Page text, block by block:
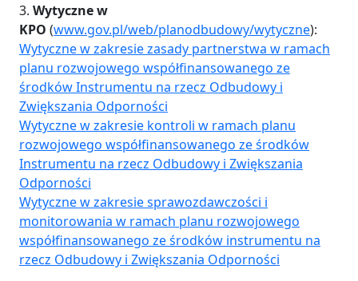
3. Wytyczne w
KPO (www.gov.pl/web/planodbudowy/wytyczne):
Wytyczne w zakresie zasady partnerstwa w ramach
planu rozwojowego współfinansowanego ze
środków Instrumentu na rzecz Odbudowy i
Zwiększania Odporności
Wytyczne w zakresie kontroli w ramach planu
rozwojowego współfinansowanego ze środków
Instrumentu na rzecz Odbudowy i Zwiększania
Odporności
Wytyczne w zakresie sprawozdawczości i
monitorowania w ramach planu rozwojowego
współfinansowanego ze środków instrumentu na
rzecz Odbudowy i Zwiększania Odporności